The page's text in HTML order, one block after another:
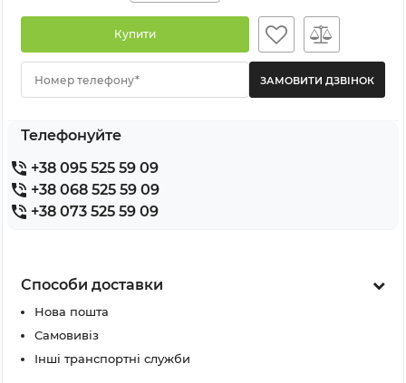
Купити
Номер телефону*
Телефонуйте
+38 095 525 59 09
+38 068 525 59 09
+38 073 525 59 09
Способи доставки
Нова пошта
Самовивіз
Інші транспортні служби